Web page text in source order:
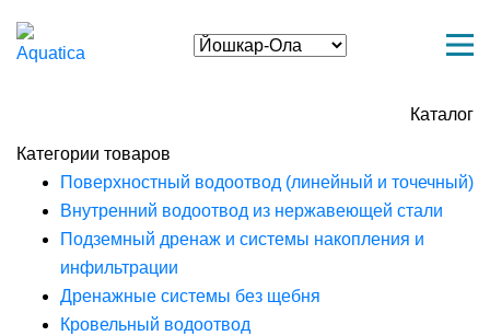
Каталог
Категории товаров
Поверхностный водоотвод (линейный и точечный)
Внутренний водоотвод из нержавеющей стали
Подземный дренаж и системы накопления и
инфильтрации
Дренажные системы без щебня
Кровельный водоотвод